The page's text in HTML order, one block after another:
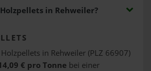
in Rehweiler?
in Rehweiler (PLZ 66907)
€ pro Tonne bei einer